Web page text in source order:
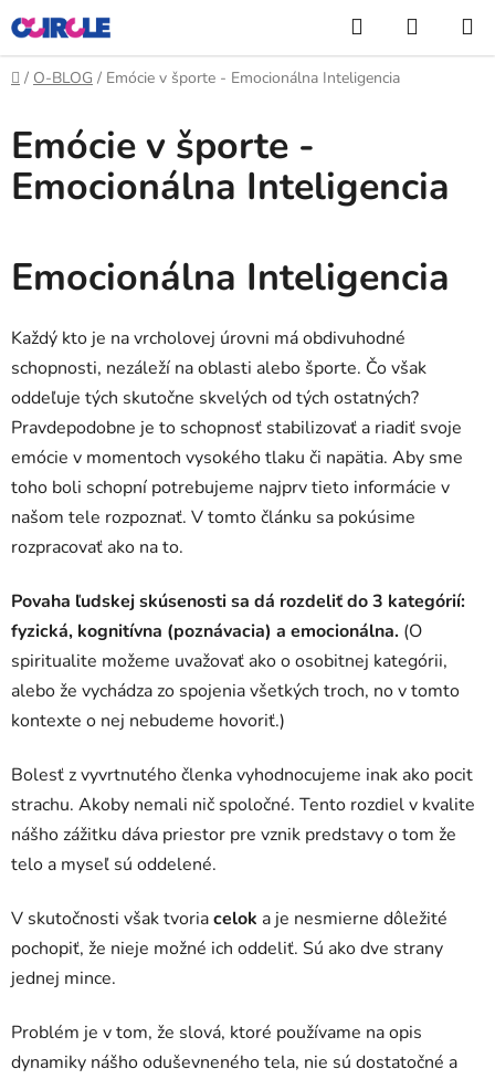
Prejsť
na
obsah
Hľadať
KOŠÍK
Domov
/ O-BLOG / Emócie v športe - Emocionálna Inteligencia
Emócie v športe -
Emocionálna Inteligencia
Emocionálna Inteligencia
Každý kto je na vrcholovej úrovni má obdivuhodné
schopnosti, nezáleží na oblasti alebo športe. Čo však
oddeľuje tých skutočne skvelých od tých ostatných?
Pravdepodobne je to schopnosť stabilizovať a riadiť svoje
emócie v momentoch vysokého tlaku či napätia. Aby sme
toho boli schopní potrebujeme najprv tieto informácie v
našom tele rozpoznať. V tomto článku sa pokúsime
rozpracovať ako na to.
Povaha ľudskej skúsenosti sa dá rozdeliť do 3 kategórií:
fyzická, kognitívna (poznávacia) a emocionálna. (O
spiritualite možeme uvažovať ako o osobitnej kategórii,
alebo že vychádza zo spojenia všetkých troch, no v tomto
kontexte o nej nebudeme hovoriť.)
Bolesť z vyvrtnutého členka vyhodnocujeme inak ako pocit
strachu. Akoby nemali nič spoločné. Tento rozdiel v kvalite
nášho zážitku dáva priestor pre vznik predstavy o tom že
telo a myseľ sú oddelené.
V skutočnosti však tvoriacelok a je nesmierne dôležité
pochopiť, že nieje možné ich oddeliť. Sú ako dve strany
jednej mince.
Problém je v tom, že slová, ktoré používame na opis
dynamiky nášho oduševneného tela, nie sú dostatočné a